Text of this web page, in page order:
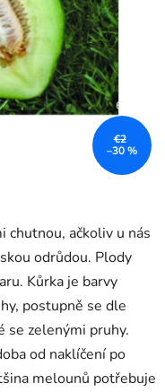
chutnou, ačkoliv u nás
odrůdou. Plody
Kůrka je barvy
postupně se dle
se zelenými pruhy.
od naklíčení po
melounů potřebuje
€2
–30 %